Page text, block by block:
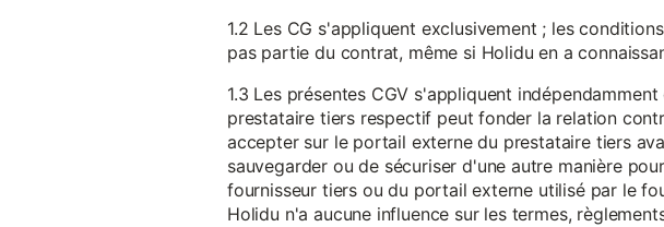
1.2 Les CG s'appliquent exclusivement ; les
pas partie du contrat, même si Holidu en a
1.3 Les présentes CGV s'appliquent
prestataire tiers respectif peut fonder la relation
accepter sur le portail externe du prestataire tiers
sauvegarder ou de sécuriser d'une autre manière
fournisseur tiers ou du portail externe utilisé par le
Holidu n'a aucune influence sur les termes,